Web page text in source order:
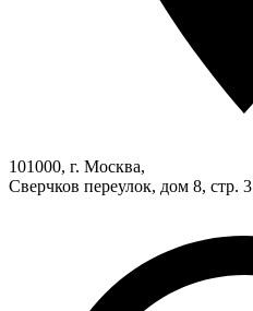
101000, г. Москва,
Сверчков переулок, дом 8, стр. 3